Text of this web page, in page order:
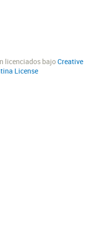
licenciados bajoCreative
License